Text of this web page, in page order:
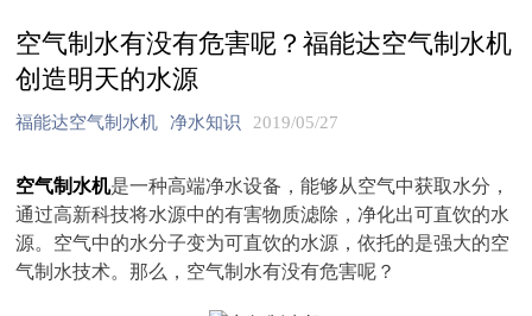
空气制水有没有危害呢？福能达空气制水机
创造明天的水源
福能达空气制水机 净水知识 2019/05/27
空气制水机是一种高端净水设备，能够从空气中获取水分，
通过高新科技将水源中的有害物质滤除，净化出可直饮的水
源。空气中的水分子变为可直饮的水源，依托的是强大的空
气制水技术。那么，空气制水有没有危害呢？